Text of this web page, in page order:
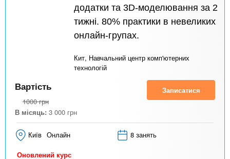
додатки та 3D-моделювання за 2
тижні. 80% практики в невеликих
онлайн-групах.
Кит, Навчальний центр комп'ютерних
технологій
Вартість
1000 грн
В місяць: 3 000 грн
Записатися
Київ Онлайн 8 занять
Оновлений курс